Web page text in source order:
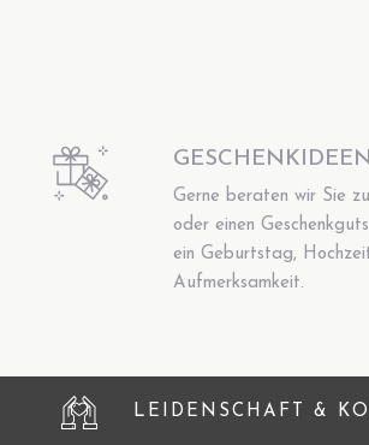
GESCHENKIDEEN
Gerne beraten wir Sie
oder einen
ein Geburtstag,
Aufmerksamkeit.
LEIDENSCHAFT &